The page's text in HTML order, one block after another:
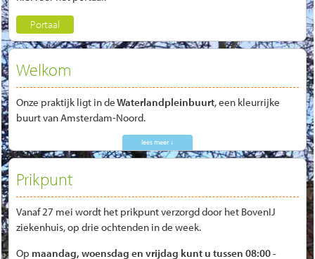
Portaal
Welkom
Onze praktijk ligt in deWaterlandpleinbuurt, een kleurrijke
buurt van Amsterdam-Noord.
Prikpunt
Vanaf 27 mei wordt het prikpunt verzorgd door het BovenIJ
ziekenhuis, op drie ochtenden in de week.
Op maandag, woensdag en vrijdag kunt u tussen 08:00 -